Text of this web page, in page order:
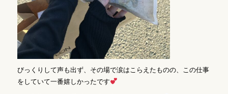
びっくりして声も出ず、その場で涙はこらえたものの、この仕事
をしていて一番嬉しかったです